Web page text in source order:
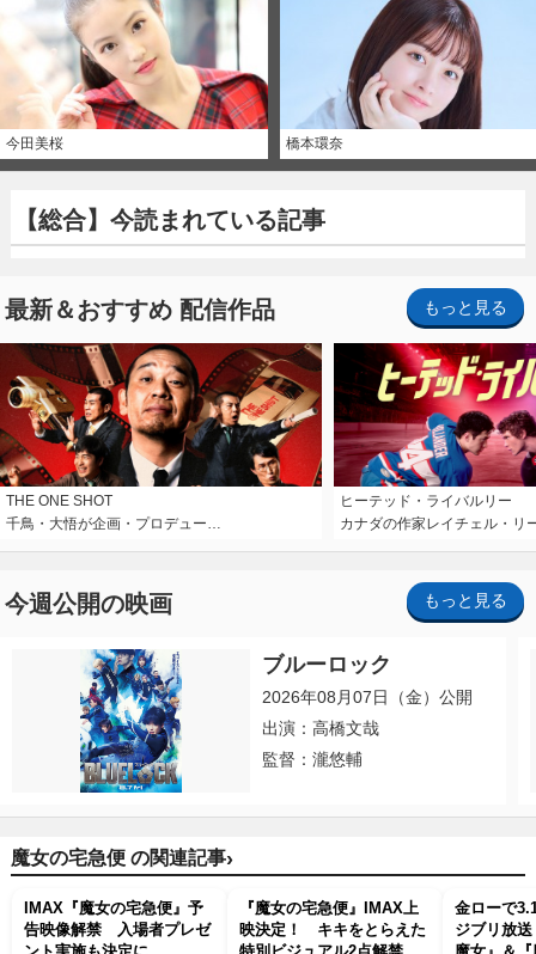
今田美桜 橋本環奈
【総合】今読まれている記事
最新＆おすすめ 配信作品 もっと見る
THE ONE SHOT
千鳥・大悟が企画・プロデュー…
ヒーテッド・ライバルリー
カナダの作家レイチェル・リ
今週公開の映画 もっと見る
ブルーロック
2026年08月07日（金）公開
出演：高橋文哉
監督：瀧悠輔
魔女の宅急便 の関連記事›
IMAX『魔女の宅急便』予
告映像解禁 入場者プレゼ
『魔女の宅急便』IMAX上
映決定！ キキをとらえた
金ローで
ジブリ放